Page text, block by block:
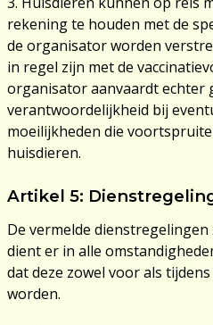
rekening te houden met de
de organisator worden
in regel zijn met de
organisator aanvaardt echter
verantwoordelijkheid bij
moeilijkheden die
huisdieren.
Artikel 5:
De vermelde
dient er in alle
dat deze zowel voor als
worden.